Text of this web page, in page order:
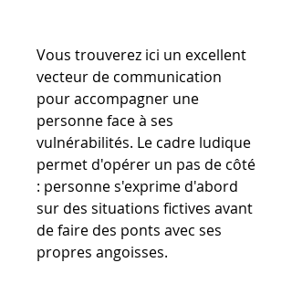
Vous trouverez ici un excellent
vecteur de communication
pour accompagner une
personne face à ses
vulnérabilités. Le cadre ludique
permet d'opérer un pas de côté
: personne s'exprime d'abord
sur des situations fictives avant
de faire des ponts avec ses
propres angoisses.